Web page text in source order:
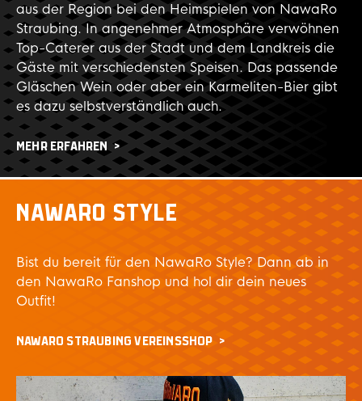
aus der Region bei den Heimspielen von NawaRo
Straubing. In angenehmer Atmosphäre verwöhnen
Top-Caterer aus der Stadt und dem Landkreis die
Gäste mit verschiedensten Speisen. Das passende
Gläschen Wein oder aber ein Karmeliten-Bier gibt
es dazu selbstverständlich auch.
MEHR ERFAHREN
NAWARO STYLE
Bist du bereit für den NawaRo Style? Dann ab in
den NawaRo Fanshop und hol dir dein neues
Outfit!
NAWARO STRAUBING VEREINSSHOP